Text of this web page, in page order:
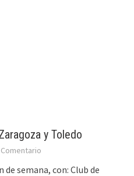
y Toledo
Comentario
semana, con: Club de